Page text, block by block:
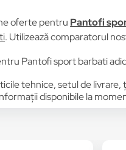
oferte pentru Pantofi
. Utilizează comparatorul
Pantofi sport barbati
tehnice, setul de
disponibile la